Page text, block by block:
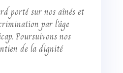
porté sur nos aînés et
par l’âge
Poursuivons nos
de la dignité